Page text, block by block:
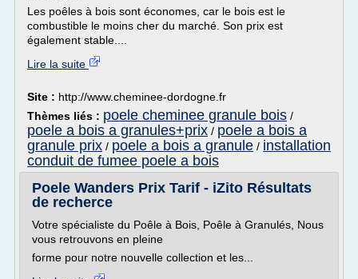
Les poêles à bois sont économes, car le bois est le
combustible le moins cher du marché. Son prix est
également stable....
Lire la suite
Site : http://www.cheminee-dordogne.fr
Thèmes liés : poele cheminee granule bois /
poele a bois a granules+prix / poele a bois a
granule prix / poele a bois a granule / installation
conduit de fumee poele a bois
Poele Wanders Prix Tarif - iZito Résultats
de recherce
Votre spécialiste du Poêle à Bois, Poêle à Granulés, Nous
vous retrouvons en pleine
forme pour notre nouvelle collection et les...